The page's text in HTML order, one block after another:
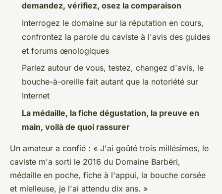
demandez, vérifiez, osez la comparaison
Interrogez le domaine sur la réputation en cours,
confrontez la parole du caviste à l'avis des guides
et forums œnologiques
Parlez autour de vous, testez, changez d'avis, le
bouche-à-oreille fait autant que la notoriété sur
Internet
La médaille, la fiche dégustation, la preuve en
main, voilà de quoi rassurer
Un amateur a confié : « J'ai goûté trois millésimes, le
caviste m'a sorti le 2016 du Domaine Barbéri,
médaille en poche, fiche à l'appui, la bouche corsée
et mielleuse, je l'ai attendu dix ans. »